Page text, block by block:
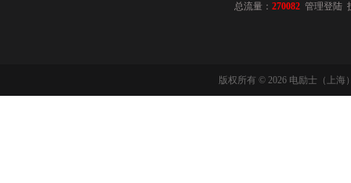
总流量： 270082 管理登陆
版权所有 © 2026 电励士（上